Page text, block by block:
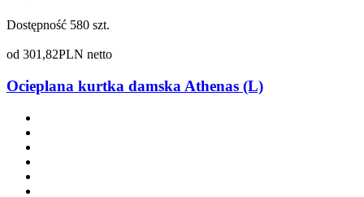
Dostępność 580 szt.
od 301,82PLN netto
Ocieplana kurtka damska Athenas (L)